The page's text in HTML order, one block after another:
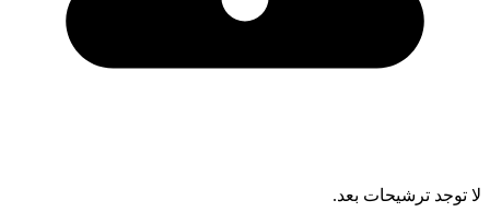
لا توجد ترشيحات بعد.